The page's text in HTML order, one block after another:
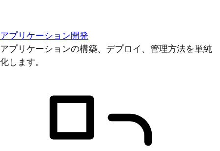
アプリケーション開発
アプリケーションの構築、デプロイ、管理方法を単純
化します。